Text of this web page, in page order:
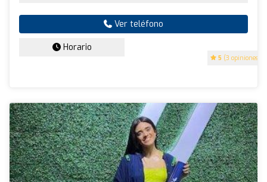
5 (3 opiniones)
Ver teléfono
Horario